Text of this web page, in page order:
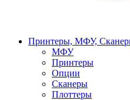
Принтеры, МФУ,
МФУ
Принтеры
Опции
Сканеры
Плоттеры